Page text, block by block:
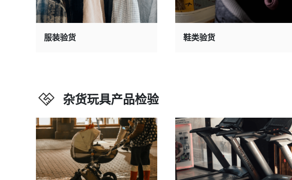
服装验货 鞋类验货
杂货玩具产品检验